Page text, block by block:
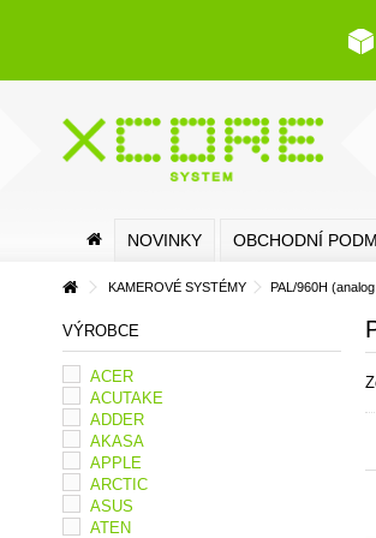
NOVINKY OBCHODNÍ
KAMEROVÉ SYSTÉMY PAL/960H
VÝROBCE
ACER
ACUTAKE
ADDER
AKASA
APPLE
ARCTIC
ASUS
ATEN